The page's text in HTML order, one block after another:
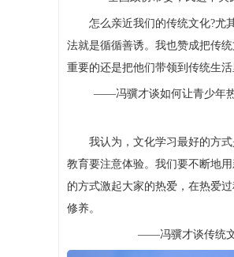
怎么亲近我们的传统文化?尤
法就是循循善诱。我也赞成把传
重要的还是把他们带领到传统生活
——冯骥才谈如何让青少年热
我认为，文化学习最好的方式
教育要注意体验。我们要不断地
的方式激起大家的热爱，在热爱
修养。
——冯骥才谈传统文